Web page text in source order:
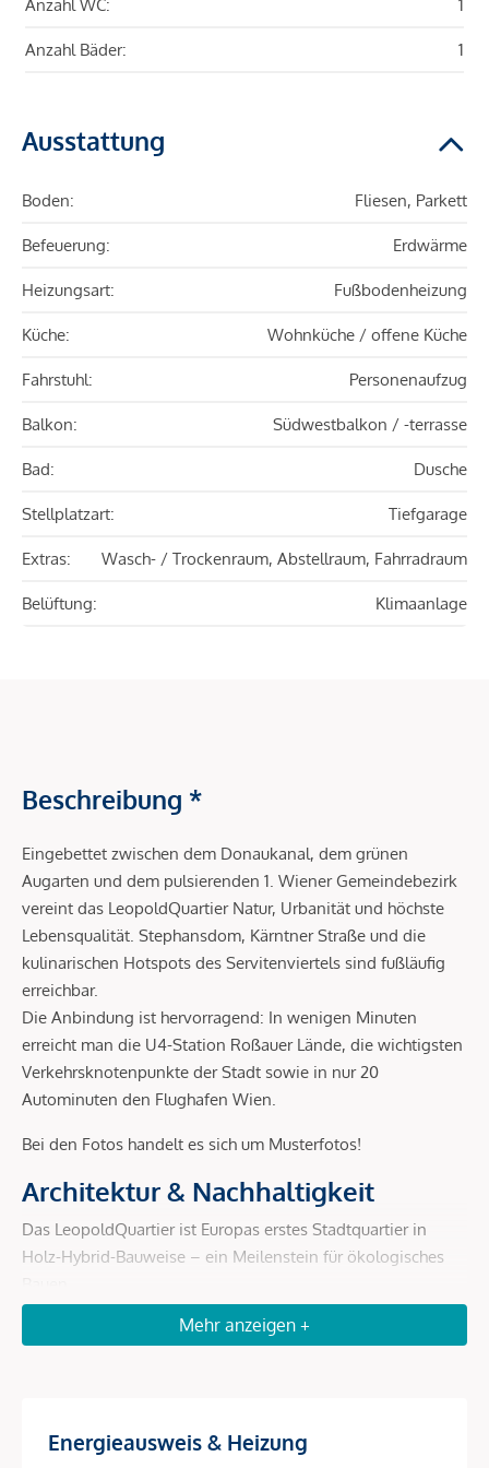
Anzahl WC: 1
Anzahl Bäder: 1
Ausstattung
Boden: Fliesen, Parkett
Befeuerung: Erdwärme
Heizungsart: Fußbodenheizung
Küche: Wohnküche / offene Küche
Fahrstuhl: Personenaufzug
Balkon: Südwestbalkon / -terrasse
Bad: Dusche
Stellplatzart: Tiefgarage
Extras: Wasch- / Trockenraum, Abstellraum, Fahrradraum
Belüftung: Klimaanlage
Beschreibung *
Eingebettet zwischen dem Donaukanal, dem grünen
Augarten und dem pulsierenden 1. Wiener Gemeindebezirk
vereint das LeopoldQuartier Natur, Urbanität und höchste
Lebensqualität. Stephansdom, Kärntner Straße und die
kulinarischen Hotspots des Servitenviertels sind fußläufig
erreichbar.
Die Anbindung ist hervorragend: In wenigen Minuten
erreicht man die U4-Station Roßauer Lände, die wichtigsten
Verkehrsknotenpunkte der Stadt sowie in nur 20
Autominuten den Flughafen Wien.
Bei den Fotos handelt es sich um Musterfotos!
Architektur & Nachhaltigkeit
Das LeopoldQuartier ist Europas erstes Stadtquartier in
Holz-Hybrid-Bauweise – ein Meilenstein für ökologisches
Holz-Hybrid-Konstruktion:bis zu 80 % weniger CO²-
MWh Heiz- und Kühlenergie.
Mehr anzeigen +
Energieausweis & Heizung